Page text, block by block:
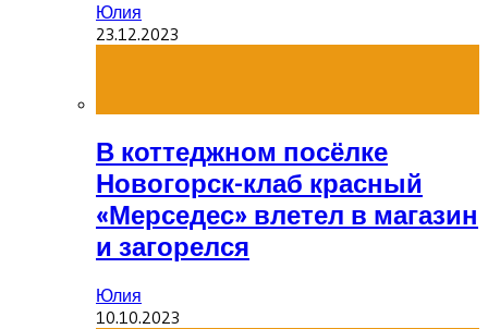
Юлия
23.12.2023
В коттеджном посёлке
Новогорск-клаб красный
«Мерседес» влетел в магазин
и загорелся
Юлия
10.10.2023